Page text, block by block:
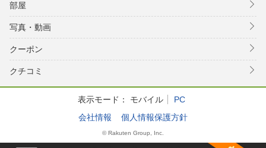
部屋
写真・動画
クーポン
クチコミ
表示モード： モバイル
PC
会社情報
個人情報保護方針
© Rakuten Group, Inc.